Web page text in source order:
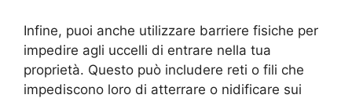
Infine, puoi anche utilizzare barriere fisiche per
impedire agli uccelli di entrare nella tua
proprietà. Questo può includere reti o fili che
impediscono loro di atterrare o nidificare sui